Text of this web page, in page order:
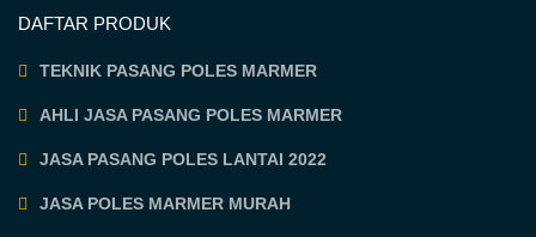
DAFTAR PRODUK
TEKNIK PASANG POLES MARMER
AHLI JASA PASANG POLES MARMER
JASA PASANG POLES LANTAI 2022
JASA POLES MARMER MURAH